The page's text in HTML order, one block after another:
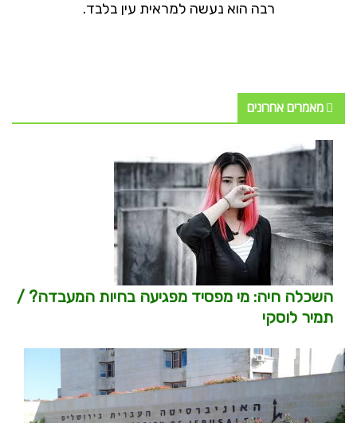
רבה הוא נעשה למראית עין בלבד.
מאמרים אחרונים
השכלה חיה: מי מפסיד מפגיעה בחיות המעבדה? /
תמיר לוסקי